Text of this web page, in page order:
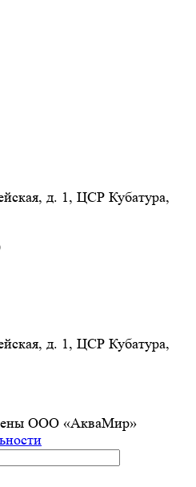
д. 1, ЦСР Кубатура,
д. 1, ЦСР Кубатура,
ООО «АкваМир»